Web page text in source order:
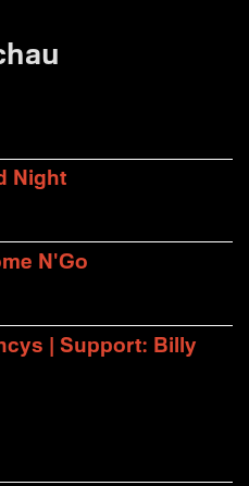
Night
N'Go
| Support: Billy